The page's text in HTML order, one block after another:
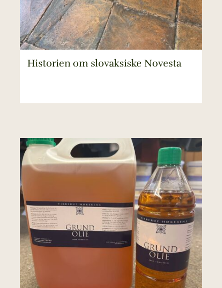
Historien om slovaksiske Novesta